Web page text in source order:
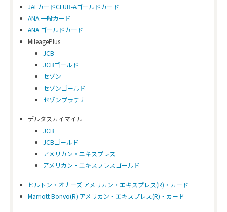
JALカードCLUB-Aゴールドカード
ANA 一般カード
ANA ゴールドカード
MileagePlus
JCB
JCBゴールド
セゾン
セゾンゴールド
セゾンプラチナ
デルタスカイマイル
JCB
JCBゴールド
アメリカン・エキスプレス
アメリカン・エキスプレスゴールド
ヒルトン・オナーズ アメリカン・エキスプレス(R)・カード
Marriott Bonvo(R) アメリカン・エキスプレス(R)・カード